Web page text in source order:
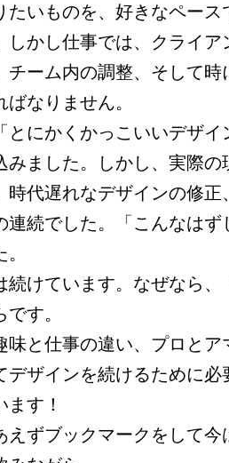
たいものを、好きなペース
しかし仕事では、クライア
チーム内の調整、そして時
なりません。
とにかくかっこいいデザイ
みました。しかし、実際の
時代遅れなデザインの修正
続でした。「こんなはず
続けています。なぜなら、
す。
味と仕事の違い、プロとア
デザインを続けるために必
す！
えずブックマークをして今